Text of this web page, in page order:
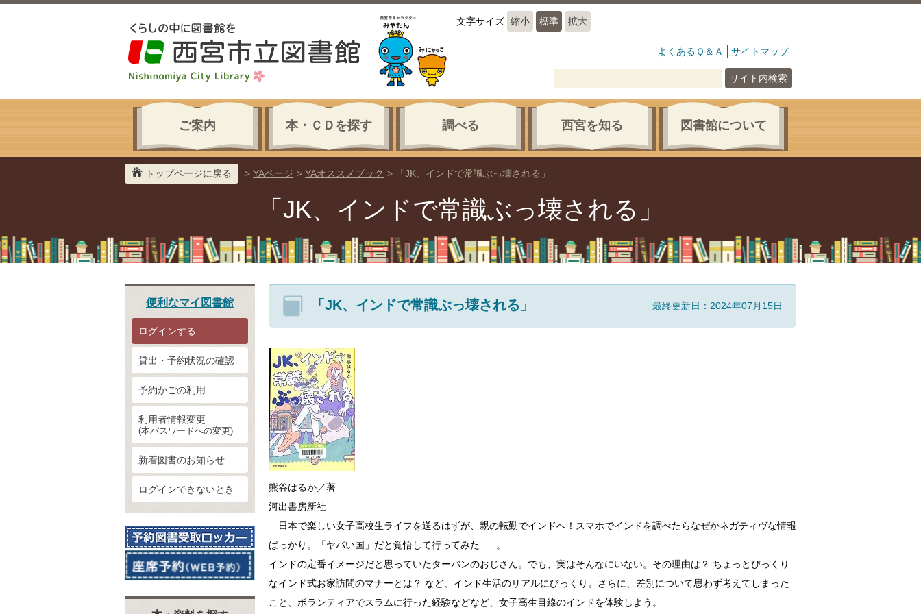
文字サイズ 縮小 標準 拡大
よくあるＱ＆Ａ サイトマップ
サイト内検索
ご案内 本・ＣＤを探す 調べる 西宮を知る 図書館について
トップページに戻る >YAページ > YAオススメブック > 「JK、インドで常識ぶっ壊される」
「JK、インドで常識ぶっ壊される」
便利なマイ図書館
ログインする
貸出・予約状況の確認
予約かごの利用
利用者情報変更
(本パスワードへの変更)
新着図書のお知らせ
ログインできないとき
「JK、インドで常識ぶっ壊される」 最終更新日：2024年07月15日
熊谷はるか／著
河出書房新社
日本で楽しい女子高校生ライフを送るはずが、親の転勤でインドへ！スマホでインドを調べたらなぜかネガティヴな情報
ばっかり。「ヤバい国」だと覚悟して行ってみた......。
インドの定番イメージだと思っていたターバンのおじさん。でも、実はそんなにいない。その理由は？ ちょっとびっくり
なインド式お家訪問のマナーとは？ など、インド生活のリアルにびっくり。さらに、差別について思わず考えてしまった
こと、ボランティアでスラムに行った経験などなど、女子高生目線のインドを体験しよう。